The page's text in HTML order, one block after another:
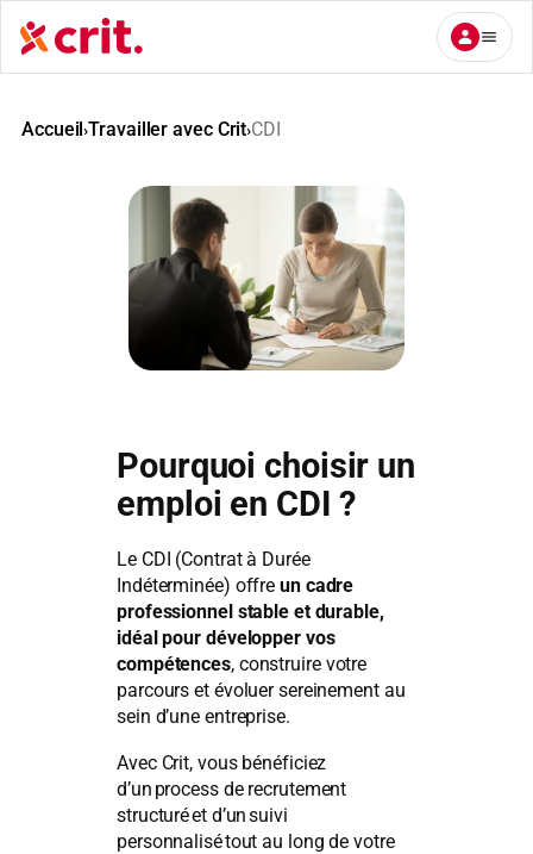
Aller
au
contenu
Accueil›Travailler avec Crit›CDI
Pourquoi choisir un
emploi en CDI ?
Le CDI (Contrat à Durée
Indéterminée) offreun cadre
professionnel stable et durable,
idéal pour développer vos
compétences, construire votre
parcours et évoluer sereinement au
sein d’une entreprise.
Avec Crit, vous bénéficiez
d’un process de recrutement
structuré et d’un suivi
personnalisé tout au long de votre